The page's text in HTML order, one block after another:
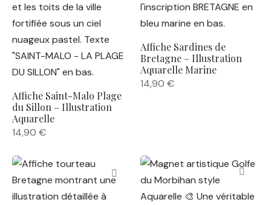
Affiche Saint-Malo Plage
du Sillon – Illustration
Aquarelle
14,90 €
Affiche Sardines de
Bretagne – Illustration
Aquarelle Marine
14,90 €